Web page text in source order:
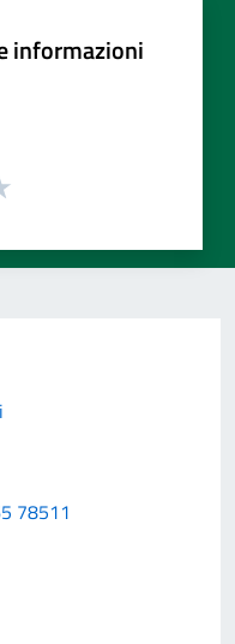
informazioni
78511